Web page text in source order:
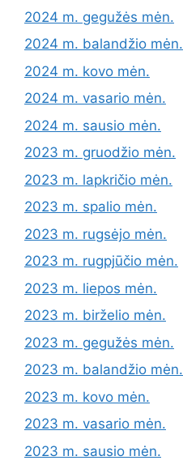
2024 m. gegužės mėn.
2024 m. balandžio mėn.
2024 m. kovo mėn.
2024 m. vasario mėn.
2024 m. sausio mėn.
2023 m. gruodžio mėn.
2023 m. lapkričio mėn.
2023 m. spalio mėn.
2023 m. rugsėjo mėn.
2023 m. rugpjūčio mėn.
2023 m. liepos mėn.
2023 m. birželio mėn.
2023 m. gegužės mėn.
2023 m. balandžio mėn.
2023 m. kovo mėn.
2023 m. vasario mėn.
2023 m. sausio mėn.